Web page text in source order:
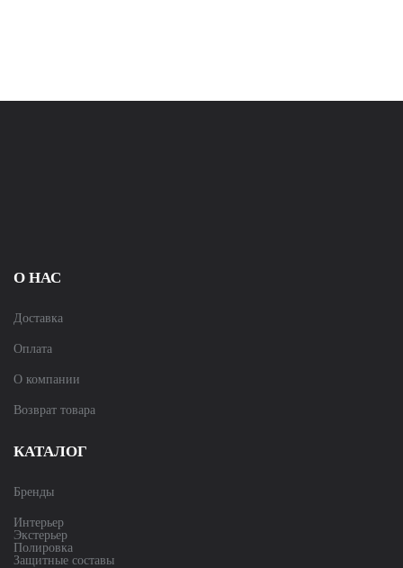
О НАС
Доставка
Оплата
О компании
Возврат товара
КАТАЛОГ
Бренды
Интерьер
Экстерьер
Полировка
Защитные составы